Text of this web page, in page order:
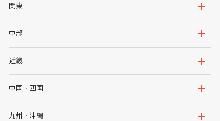
北海道
岩手県
秋田県
関東
茨城県
群馬県
千葉県
神奈川県
中部
新潟県
石川県
山梨県
近畿
大阪府
京都府
中国・四国
鳥取県
九州・沖縄